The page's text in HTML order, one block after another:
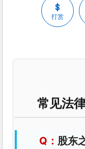
打赏
常见法
股东